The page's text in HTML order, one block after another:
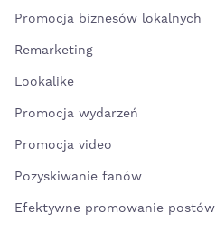
Promocja biznesów lokalnych
Remarketing
Lookalike
Promocja wydarzeń
Promocja video
Pozyskiwanie fanów
Efektywne promowanie postów